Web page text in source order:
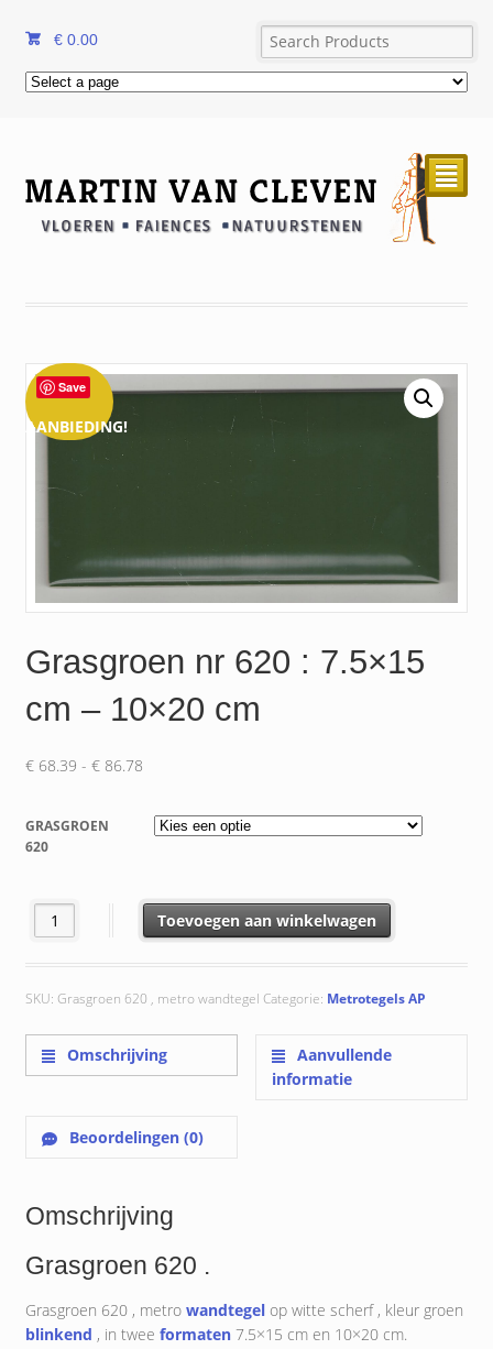
€ 0.00
²
AANBIEDING!
Save
Grasgroen nr 620 : 7.5×15
cm – 10×20 cm
€68.39 - €86.78Prijsklasse:
tot
€ 86.78
GRASGROEN
620
Grasgroen nr 620 : 7.5x15 cm - 10x20 cm aantal
Toevoegen aan winkelwagen
SKU: Grasgroen 620 , metro wandtegel Categorie: Metrotegels AP
Omschrijving
Aanvullende
informatie
Beoordelingen (0)
Omschrijving
Grasgroen 620 .
Grasgroen 620 , metro wandtegelop witte scherf , kleur groen
blinkend , in twee formaten7.5×15 cm en 10×20 cm.